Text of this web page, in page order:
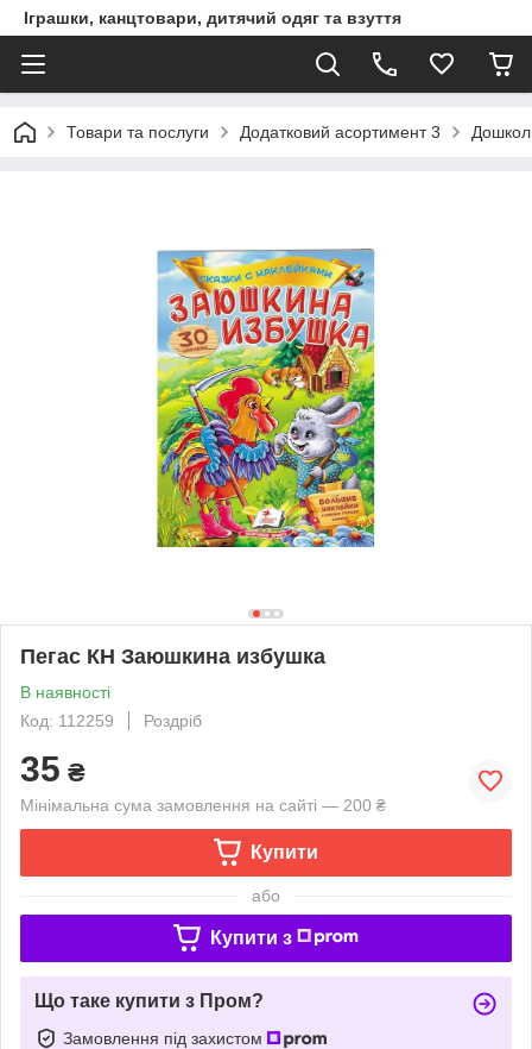
Іграшки, канцтовари, дитячий одяг та взуття
Товари та послуги Додатковий асортимент 3
Пегас КН Заюшкина избушка
В наявності
Код: 112259
Роздріб
35 ₴
Мінімальна сума замовлення на сайті — 200 ₴
Купити
або
Купити з
Що таке купити з Пром?
Замовлення під захистом